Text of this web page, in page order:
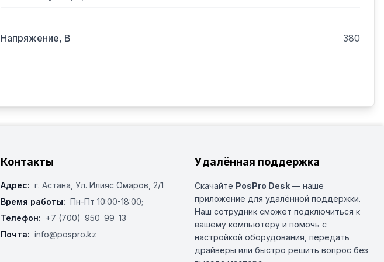
Напряжение, В 380
Контакты
Адрес: г. Астана, ​Ул. Илияс Омаров, 2/1
Время работы: Пн-Пт 10:00-18:00;
Телефон: +7 (700)‒950‒99‒13
Почта: info@pospro.kz
Удалённая поддержка
Скачайте PosPro Desk — наше
приложение для удалённой поддержки.
Наш сотрудник сможет подключиться к
вашему компьютеру и помочь с
настройкой оборудования, передать
драйверы или быстро решить вопрос без